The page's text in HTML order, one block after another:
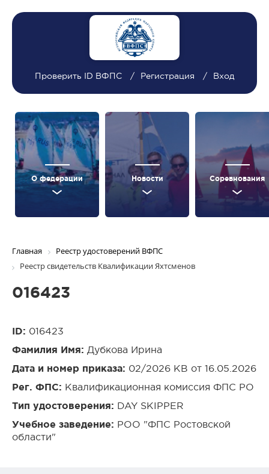
Проверить ID ВФПС Регистрация Вход
О федерации Новости Соревнования
Главная
Реестр удостоверений ВФПС
Реестр свидетельств Квалификации Яхтсменов
016423
ID: 016423
Фамилия Имя: Дубкова Ирина
Дата и номер приказа: 02/2026 КВ от 16.05.2026
Рег. ФПС: Квалификационная комиссия ФПС РО
Тип удостоверения: DAY SKIPPER
Учебное заведение: РОО "ФПС Ростовской
области"